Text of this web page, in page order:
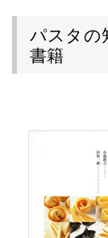
パスタの
書籍